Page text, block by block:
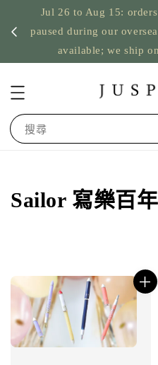
shipping
In-store pickup
US orders:
搜尋
Sailor 寫樂百